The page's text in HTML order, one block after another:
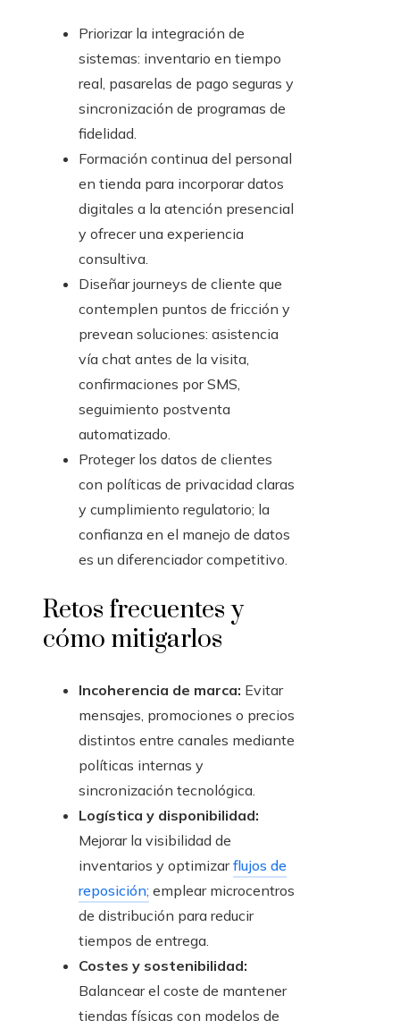
Priorizar la integración de
sistemas: inventario en tiempo
real, pasarelas de pago seguras y
sincronización de programas de
fidelidad.
Formación continua del personal
en tienda para incorporar datos
digitales a la atención presencial
y ofrecer una experiencia
consultiva.
Diseñar journeys de cliente que
contemplen puntos de fricción y
prevean soluciones: asistencia
vía chat antes de la visita,
confirmaciones por SMS,
seguimiento postventa
automatizado.
Proteger los datos de clientes
con políticas de privacidad claras
y cumplimiento regulatorio; la
confianza en el manejo de datos
es un diferenciador competitivo.
Retos frecuentes y
cómo mitigarlos
Incoherencia de marca: Evitar
mensajes, promociones o precios
distintos entre canales mediante
políticas internas y
sincronización tecnológica.
Logística y disponibilidad:
Mejorar la visibilidad de
inventarios y optimizarflujos de
reposición; emplear microcentros
de distribución para reducir
tiempos de entrega.
Costes y sostenibilidad:
Balancear el coste de mantener
tiendas físicas con modelos de